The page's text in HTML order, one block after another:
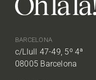
BARCELONA
c/Llull 47-49, 5º 4ª
08005 Barcelona